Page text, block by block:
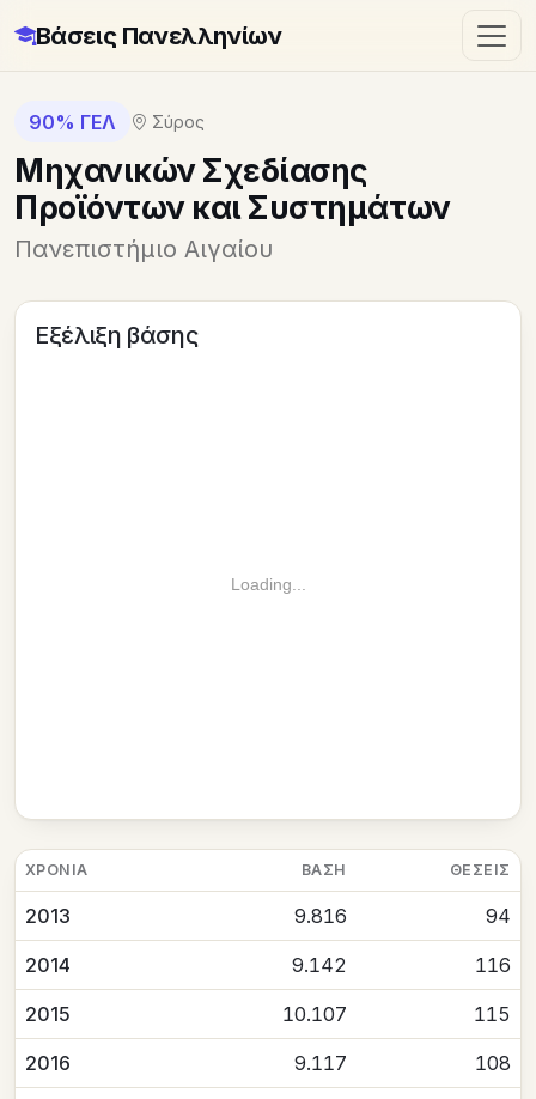
Βάσεις Πανελληνίων
90% ΓΕΛ Σύρος
Μηχανικών Σχεδίασης
Προϊόντων και Συστημάτων
Πανεπιστήμιο Αιγαίου
Εξέλιξη βάσης
Loading...
ΧΡΟΝΙΆ ΒΆΣΗ ΘΈΣΕΙΣ
2013 9.816 94
2014 9.142 116
2015 10.107 115
2016 9.117 108